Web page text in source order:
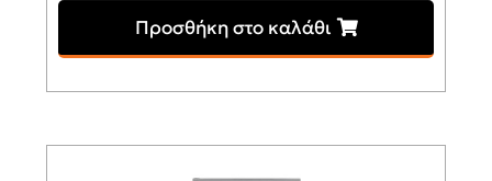
Προσθήκη στο καλάθι